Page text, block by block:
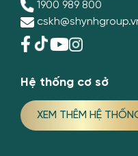
1900 989 800
Hệ thống cơ sở
XEM THÊM HỆ